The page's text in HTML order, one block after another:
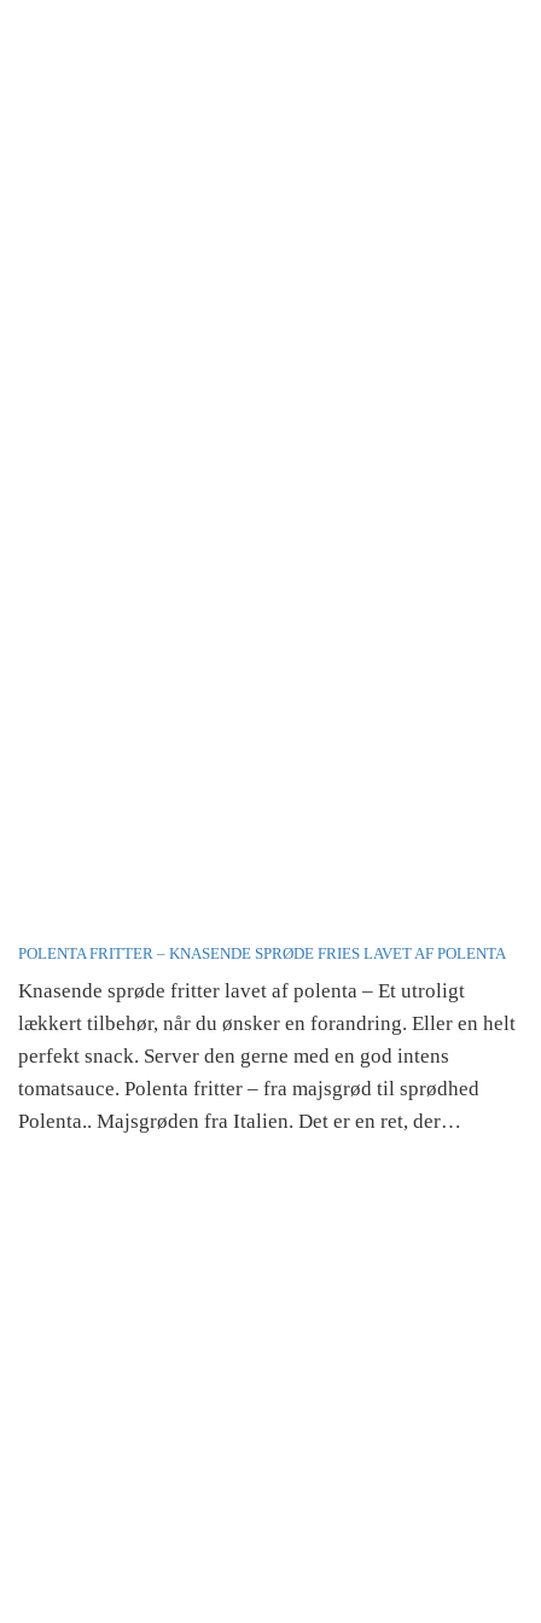
POLENTA FRITTER – KNASENDE SPRØDE FRIES LAVET AF POLENTA
Knasende sprøde fritter lavet af polenta – Et utroligt
lækkert tilbehør, når du ønsker en forandring. Eller en helt
perfekt snack. Server den gerne med en god intens
tomatsauce. Polenta fritter – fra majsgrød til sprødhed
Polenta.. Majsgrøden fra Italien. Det er en ret, der…